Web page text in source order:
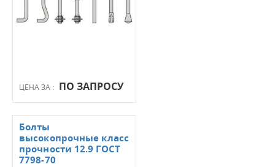
ЦЕНА ЗА : ПО ЗАПРОСУ
Болты
высокопрочные класс
прочности 12.9 ГОСТ
7798-70